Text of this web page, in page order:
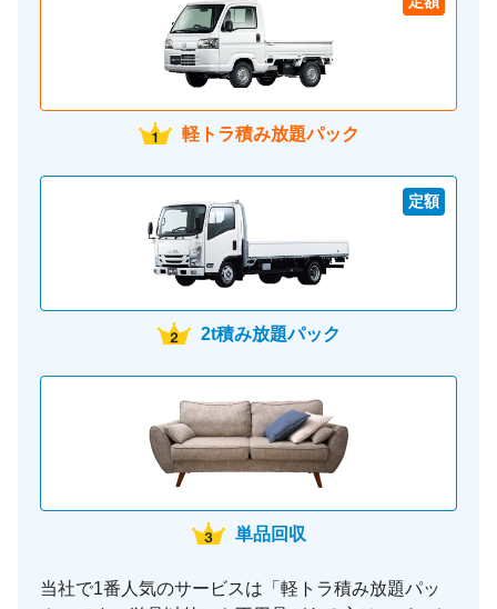
軽トラ積み放題パック
定額
2t積み放題パック
単品回収
当社で1番人気のサービスは「軽トラ積み放題パッ